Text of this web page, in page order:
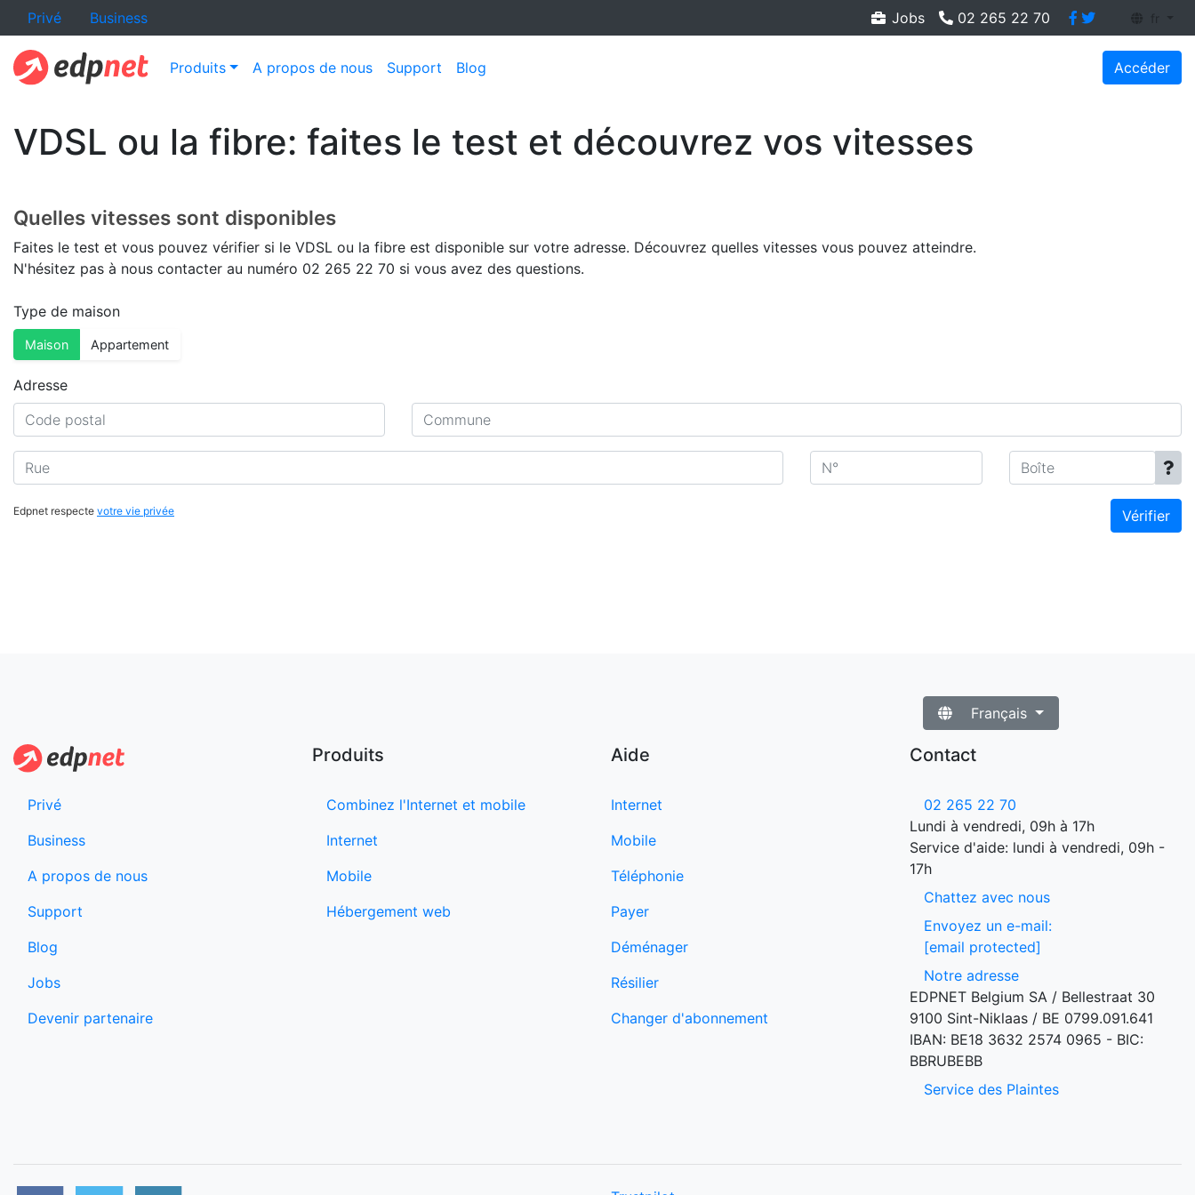
Privé Business Jobs 02 265 22 70
Produits A propos de nous Support Blog Accéder
VDSL ou la fibre: faites le test et découvrez vos vitesses
Quelles vitesses sont disponibles
Faites le test et vous pouvez vérifier si le VDSL ou la fibre est disponible sur votre adresse. Découvrez quelles vitesses vous pouvez atteindre.
N'hésitez pas à nous contacter au numéro 02 265 22 70 si vous avez des questions.
Type de maison
Maison Appartement
Adresse
Code postal
Commune
Rue N° Boîte
Edpnet respecte votre vie privée Vérifier
Français
Privé
Business
A propos de nous
Support
Blog
Jobs
Devenir partenaire
Produits
Combinez l'Internet et mobile
Internet
Mobile
Hébergement web
Aide
Internet
Mobile
Téléphonie
Payer
Déménager
Résilier
Changer d'abonnement
Contact
02 265 22 70
Lundi à vendredi, 09h à 17h
Service d'aide: lundi à vendredi, 09h -
17h
Chattez avec nous
Envoyez un e-mail:
[email protected]
Notre adresse
EDPNET Belgium SA / Bellestraat 30
9100 Sint-Niklaas / BE 0799.091.641
IBAN: BE18 3632 2574 0965 - BIC:
BBRUBEBB
Service des Plaintes